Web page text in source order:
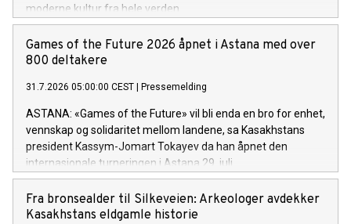
moderne kultur fra hele verden.
Games of the Future 2026 åpnet i Astana med over
800 deltakere
31.7.2026 05:00:00 CEST Pressemelding
ASTANA: «Games of the Future» vil bli enda en bro for enhet,
vennskap og solidaritet mellom landene, sa Kasakhstans
president Kassym-Jomart Tokayev da han åpnet den
internasjonale turneringen i Astana 29. juli.
Fra bronsealder til Silkeveien: Arkeologer avdekker
Kasakhstans eldgamle historie